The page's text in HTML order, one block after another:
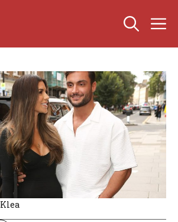
Klea